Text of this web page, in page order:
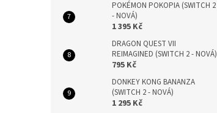
POKÉMON POKOPIA (SWITCH 2
- NOVÁ)
1 395 Kč
DRAGON QUEST VII
REIMAGINED (SWITCH 2 - NOVÁ)
795 Kč
DONKEY KONG BANANZA
(SWITCH 2 - NOVÁ)
1 295 Kč